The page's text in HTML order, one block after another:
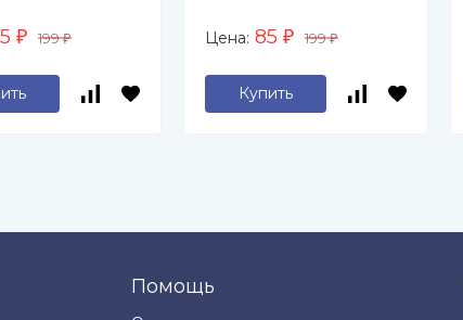
₽ 199₽ Цена: 85 ₽ 199₽
Купить
Помощь